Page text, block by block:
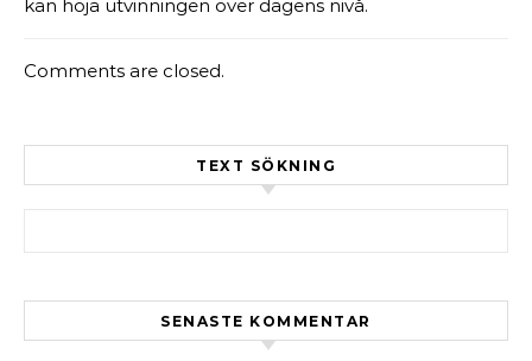
kan höja utvinningen över dagens nivå.
Comments are closed.
TEXT SÖKNING
SENASTE KOMMENTAR